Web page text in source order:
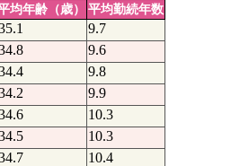
均年齢（歳） 平均勤続年数
9.7
9.6
9.8
9.9
10.3
10.3
10.4